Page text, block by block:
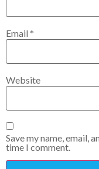
Email *
Website
Save my name, email,
time I comment.